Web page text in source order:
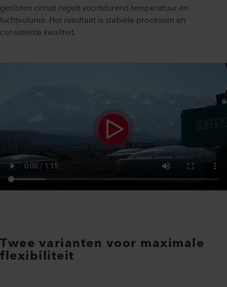
gesloten circuit regelt voortdurend temperatuur en
luchtvolume. Het resultaat is stabiele processen en
consistente kwaliteit.
Twee varianten voor maximale
flexibiliteit